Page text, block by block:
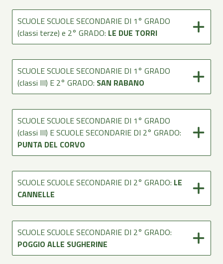
SCUOLE SCUOLE SECONDARIE DI 1° GRADO
(classi terze) e 2° GRADO: LE DUE TORRI
SCUOLE SCUOLE SECONDARIE DI 1° GRADO
(classi III) E 2° GRADO: SAN RABANO
SCUOLE SCUOLE SECONDARIE DI 1° GRADO
(classi III) E SCUOLE SECONDARIE DI 2° GRADO:
PUNTA DEL CORVO
SCUOLE SCUOLE SECONDARIE DI 2° GRADO: LE
CANNELLE
SCUOLE SCUOLE SECONDARIE DI 2° GRADO:
POGGIO ALLE SUGHERINE